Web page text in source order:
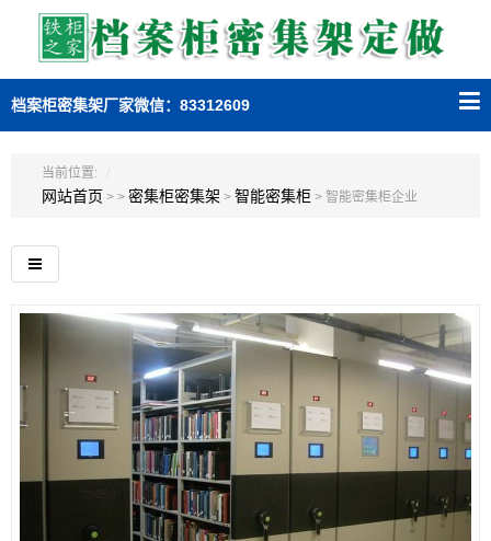
档案柜密集架厂家微信：83312609
当前位置:
网站首页 > > 密集柜密集架 > 智能密集柜 > 智能密集柜企业